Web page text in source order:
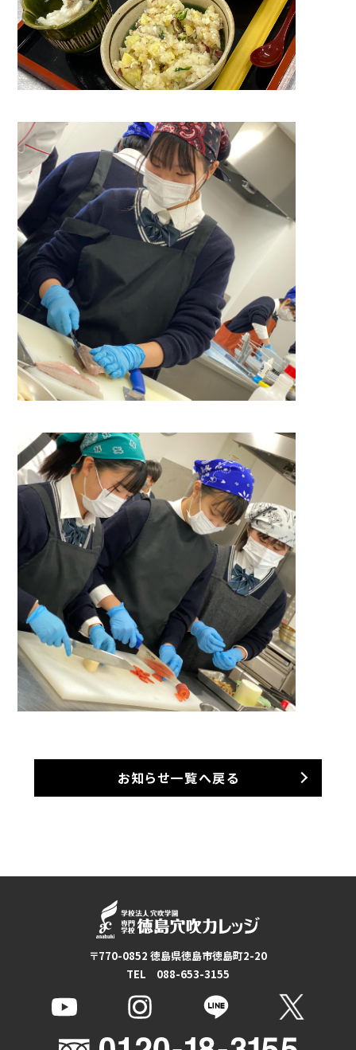
お知らせ一覧へ戻る
〒770-0852 徳島県徳島市徳島町2-20
TEL 088-653-3155